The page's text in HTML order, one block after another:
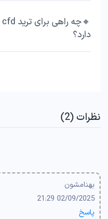
دارد؟
نظرات (2)
بهنامشون
02/09/2025 21:29
پاسخ